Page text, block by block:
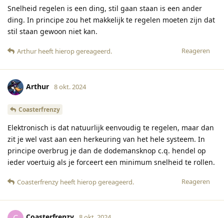
Snelheid regelen is een ding, stil gaan staan is een ander
ding. In principe zou het makkelijk te regelen moeten zijn dat
stil staan gewoon niet kan.
Reageren
Arthur heeft hierop gereageerd.
Arthur 8 okt. 2024
Coasterfrenzy
Elektronisch is dat natuurlijk eenvoudig te regelen, maar dan
zit je wel vast aan een herkeuring van het hele systeem. In
principe overbrug je dan de dodemansknop c.q. hendel op
ieder voertuig als je forceert een minimum snelheid te rollen.
Reageren
Coasterfrenzy heeft hierop gereageerd.